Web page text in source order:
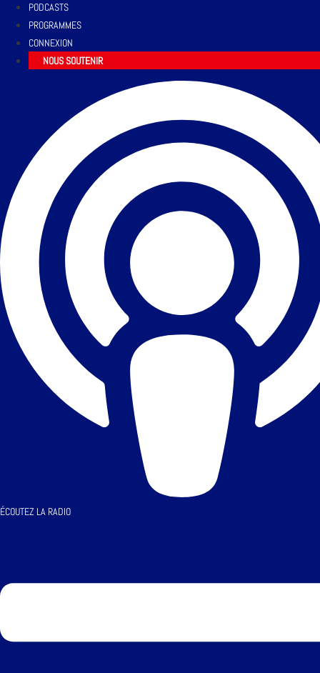
PODCASTS
PROGRAMMES
CONNEXION
NOUS SOUTENIR
ÉCOUTEZ LA RADIO